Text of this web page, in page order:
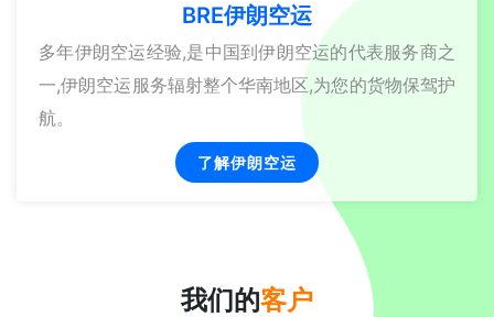
BRE伊朗空运
多年伊朗空运经验,是中国到伊朗空运的代表服务商之
一,伊朗空运服务辐射整个华南地区,为您的货物保驾护
航。
了解伊朗空运
我们的客户